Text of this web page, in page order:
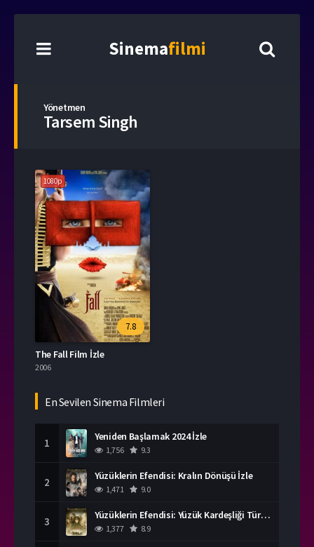
Sinemafilmi
Yönetmen
Tarsem Singh
1080p
7.8
The Fall Film İzle
2006
En Sevilen Sinema Filmleri
1 Yeniden Başlamak 2024 İzle
1,756 9.3
2 Yüzüklerin Efendisi: Kralın Dönüşü İzle
1,471 9.0
3 Yüzüklerin Efendisi: Yüzük Kardeşliği Türkçe Dublaj İzle
1,377 8.9